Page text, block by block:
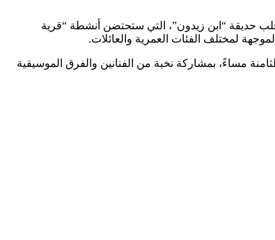
حديقة “ابن زيدون”، التي ستحتضن أنشطة “قرية
سهرتين فنيتين كبريين ابتداءً من الساعة الثامنة مساءً، بمشاركة نخبة من الفنانين والفرق الموسيقية